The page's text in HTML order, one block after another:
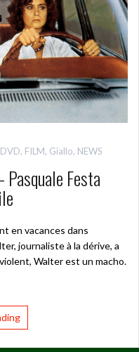
DVD, FILM, Giallo, NEWS
Pasquale Festa
en vacances dans
journaliste à la dérive, a
Walter est un macho.